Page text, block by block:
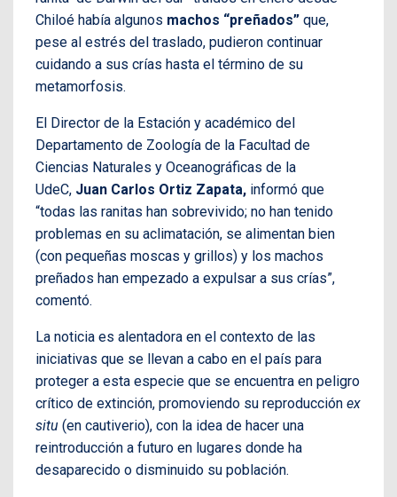
Chiloé había algunos machos “preñados” que,
pese al estrés del traslado, pudieron continuar
cuidando a sus crías hasta el término de su
metamorfosis.
El Director de la Estación y académico del
Departamento de Zoología de la Facultad de
Ciencias Naturales y Oceanográficas de la
UdeC, Juan Carlos Ortiz Zapata, informó que
“todas las ranitas han sobrevivido; no han tenido
problemas en su aclimatación, se alimentan bien
(con pequeñas moscas y grillos) y los machos
preñados han empezado a expulsar a sus crías”,
comentó.
La noticia es alentadora en el contexto de las
iniciativas que se llevan a cabo en el país para
proteger a esta especie que se encuentra en peligro
crítico de extinción, promoviendo su reproducción ex
situ (en cautiverio), con la idea de hacer una
reintroducción a futuro en lugares donde ha
desaparecido o disminuido su población.